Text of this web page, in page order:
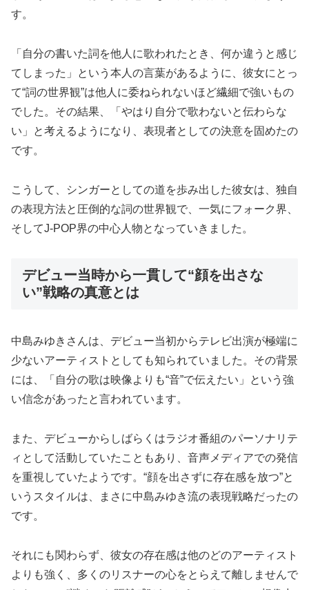
す。
「自分の書いた詞を他人に歌われたとき、何か違うと感じ
てしまった」という本人の言葉があるように、彼女にとっ
て“詞の世界観”は他人に委ねられないほど繊細で強いもの
でした。その結果、「やはり自分で歌わないと伝わらな
い」と考えるようになり、表現者としての決意を固めたの
です。
こうして、シンガーとしての道を歩み出した彼女は、独自
の表現方法と圧倒的な詞の世界観で、一気にフォーク界、
そしてJ-POP界の中心人物となっていきました。
デビュー当時から一貫して“顔を出さな
い”戦略の真意とは
中島みゆきさんは、デビュー当初からテレビ出演が極端に
少ないアーティストとしても知られていました。その背景
には、「自分の歌は映像よりも“音”で伝えたい」という強
い信念があったと言われています。
また、デビューからしばらくはラジオ番組のパーソナリテ
ィとして活動していたこともあり、音声メディアでの発信
を重視していたようです。“顔を出さずに存在感を放つ”と
いうスタイルは、まさに中島みゆき流の表現戦略だったの
です。
それにも関わらず、彼女の存在感は他のどのアーティスト
よりも強く、多くのリスナーの心をとらえて離しませんで